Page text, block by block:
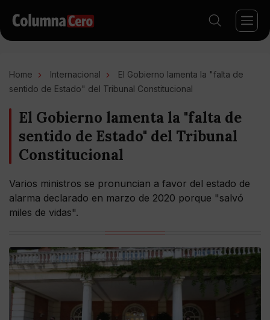
Home Internacional
El Gobierno lamenta la "falta de
sentido de Estado" del Tribunal Constitucional
El Gobierno lamenta la "falta de
sentido de Estado" del Tribunal
Constitucional
Varios ministros se pronuncian a favor del estado de
alarma declarado en marzo de 2020 porque "salvó
miles de vidas".